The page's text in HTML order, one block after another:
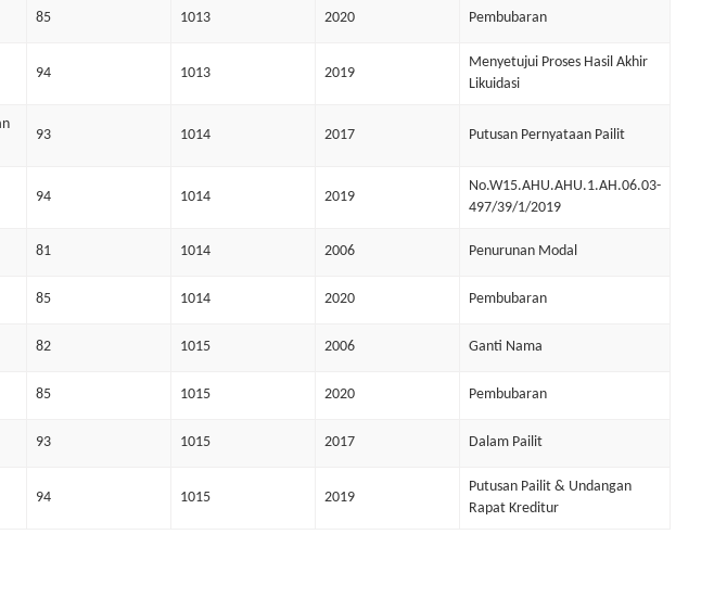
85 1013 2020 Pembubaran
94 1013 2019
Menyetujui Proses Hasil Akhir
Likuidasi
93 1014 2017 Putusan Pernyataan Pailit
94 1014 2019
No.W15.AHU.AHU.1.AH.06.03-
497/39/1/2019
81 1014 2006 Penurunan Modal
85 1014 2020 Pembubaran
82 1015 2006 Ganti Nama
85 1015 2020 Pembubaran
93 1015 2017 Dalam Pailit
94 1015 2019
Putusan Pailit & Undangan
Rapat Kreditur